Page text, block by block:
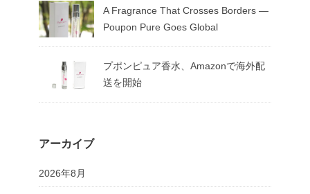
A Fragrance That Crosses Borders —
Poupon Pure Goes Global
プポンピュア香水、Amazonで海外配
送を開始
アーカイブ
2026年8月